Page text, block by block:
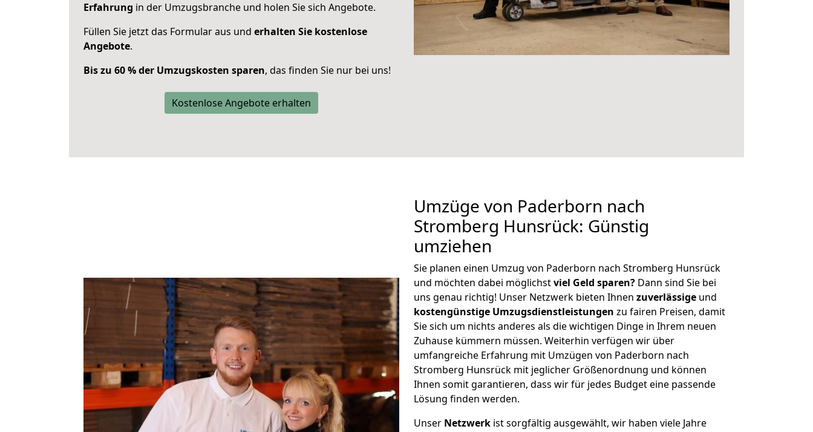
Erfahrung in der Umzugsbranche und holen Sie sich Angebote.
Füllen Sie jetzt das Formular aus und erhalten Sie kostenlose
Angebote.
Bis zu 60 % der Umzugskosten sparen, das finden Sie nur bei uns!
Kostenlose Angebote erhalten
Umzüge von Paderborn nach
Stromberg Hunsrück: Günstig
umziehen
Sie planen einen Umzug von Paderborn nach Stromberg Hunsrück
und möchten dabei möglichstviel Geld sparen? Dann sind Sie bei
uns genau richtig! Unser Netzwerk bieten Ihnen zuverlässige und
kostengünstige Umzugsdienstleistungen zu fairen Preisen, damit
Sie sich um nichts anderes als die wichtigen Dinge in Ihrem neuen
Zuhause kümmern müssen. Weiterhin verfügen wir über
umfangreiche Erfahrung mit Umzügen von Paderborn nach
Stromberg Hunsrück mit jeglicher Größenordnung und können
Ihnen somit garantieren, dass wir für jedes Budget eine passende
Lösung finden werden.
Unser Netzwerk ist sorgfältig ausgewählt, wir haben viele Jahre